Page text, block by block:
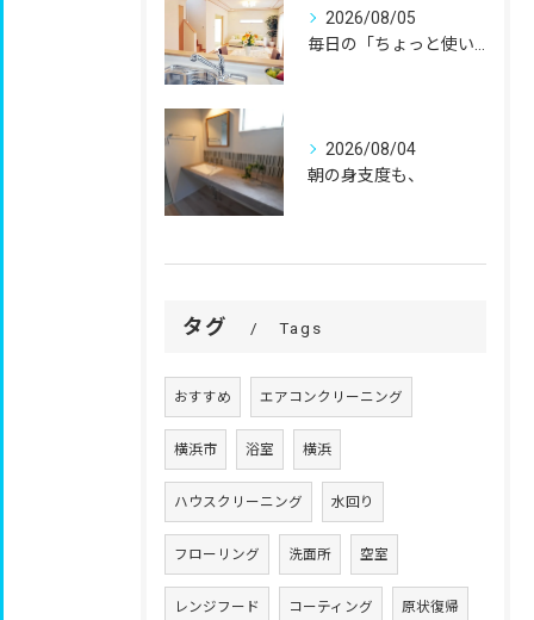
2026/08/05
毎日の「ちょっと使いにくい」を、
2026/08/04
朝の身支度も、
タグ Tags
おすすめ エアコンクリーニング
横浜市 浴室 横浜
ハウスクリーニング 水回り
フローリング 洗面所 空室
レンジフード コーティング 原状復帰